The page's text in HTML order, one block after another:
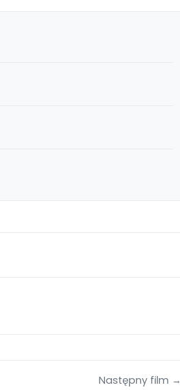
Następny film →